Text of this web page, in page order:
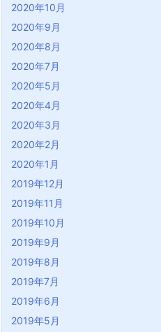
2020年10月
2020年9月
2020年8月
2020年7月
2020年5月
2020年4月
2020年3月
2020年2月
2020年1月
2019年12月
2019年11月
2019年10月
2019年9月
2019年8月
2019年7月
2019年6月
2019年5月